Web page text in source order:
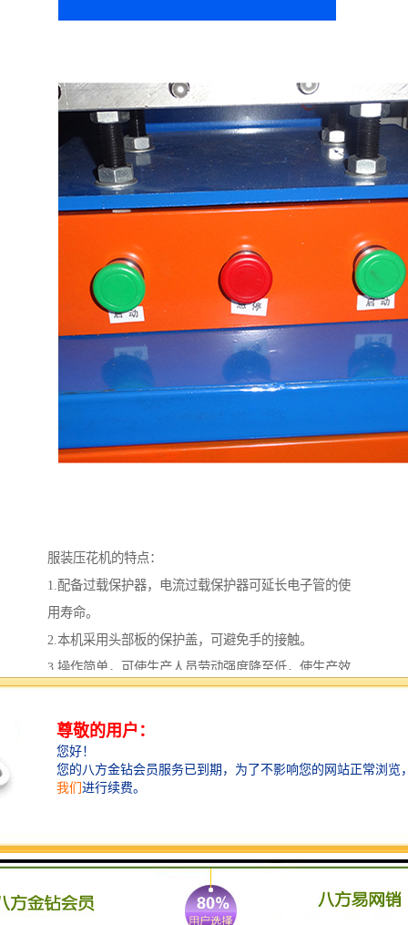
服装压花机的特点：
1.配备过载保护器，电流过载保护器可延长电子管的使
用寿命。
2.本机采用头部板的保护盖，可避免手的接触。
3.操作简单，可使生产人员劳动强度降至低，使生产效
4.双站踏板控制，方便快捷，机械结构
5.采用电子振荡器管，输出稳定可靠。
6.定时预置，机械联锁，机头交替工作。
9.具有良好的接地功能。